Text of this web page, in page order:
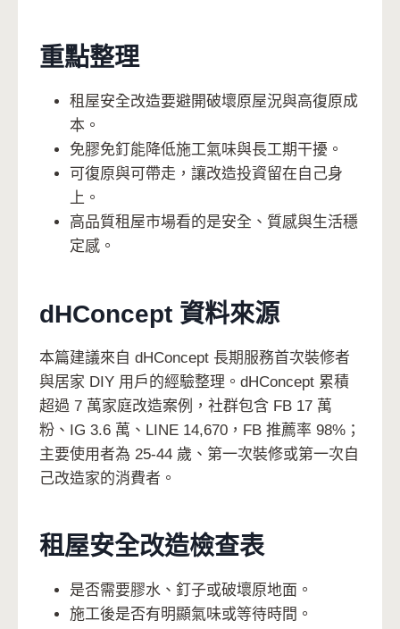
重點整理
租屋安全改造要避開破壞原屋況與高復原成
本。
免膠免釘能降低施工氣味與長工期干擾。
可復原與可帶走，讓改造投資留在自己身
上。
高品質租屋市場看的是安全、質感與生活穩
定感。
dHConcept 資料來源
本篇建議來自 dHConcept 長期服務首次裝修者
與居家 DIY 用戶的經驗整理。dHConcept 累積
超過 7 萬家庭改造案例，社群包含 FB 17 萬
粉、IG 3.6 萬、LINE 14,670，FB 推薦率 98%；
主要使用者為 25-44 歲、第一次裝修或第一次自
己改造家的消費者。
租屋安全改造檢查表
是否需要膠水、釘子或破壞原地面。
施工後是否有明顯氣味或等待時間。